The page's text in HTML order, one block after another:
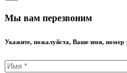
Мы вам перезвоним
Укажите, пожалуйста, Ваше имя, номер